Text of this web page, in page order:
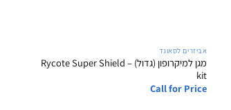
אביזרים לסאונד
מגן למיקרופון (גדול) – Rycote Super Shield
kit
Call for Price